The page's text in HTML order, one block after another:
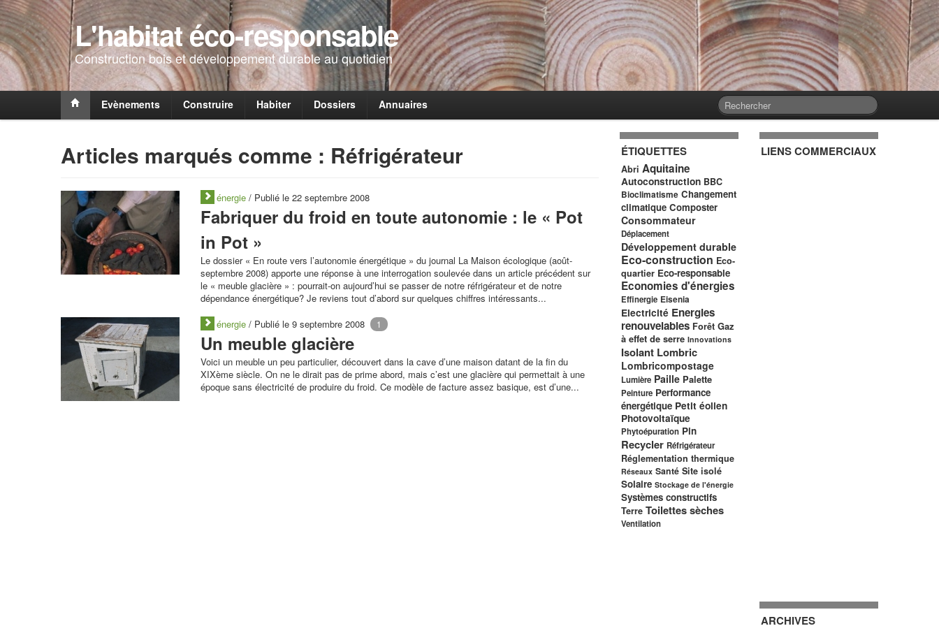
L'habitat éco-responsable
Construction bois et développement durable au quotidien
Evènements Construire Habiter Dossiers Annuaires
Articles marqués comme : Réfrigérateur
énergie / Publié le 22 septembre 2008
Fabriquer du froid en toute autonomie : le « Pot
in Pot »
Le dossier « En route vers l’autonomie énergétique » du journal La Maison écologique (août-
septembre 2008) apporte une réponse à une interrogation soulevée dans un article précédent sur
le « meuble glacière » : pourrait-on aujourd’hui se passer de notre réfrigérateur et de notre
dépendance énergétique? Je reviens tout d’abord sur quelques chiffres intéressants...
énergie / Publié le 9 septembre 2008 1
Un meuble glacière
Voici un meuble un peu particulier, découvert dans la cave d’une maison datant de la fin du
XIXème siècle. On ne le dirait pas de prime abord, mais c’est une glacière qui permettait à une
époque sans électricité de produire du froid. Ce modèle de facture assez basique, est d’une...
ÉTIQUETTES
Abri Aquitaine
Autoconstruction BBC
Bioclimatisme Changement
climatique Composter
Consommateur
Déplacement
Développement durable
Eco-construction Eco-
quartier Eco-responsable
Economies d'énergies
Effinergie Eisenia
Electricité Energies
renouvelables Forêt Gaz
à effet de serre Innovations
Isolant Lombric
Lombricompostage
Lumière Paille Palette
Peinture Performance
énergétique Petit éolien
Photovoltaïque
Phytoépuration Pin
Recycler Réfrigérateur
Réglementation thermique
Réseaux Santé Site isolé
Solaire Stockage de l'énergie
Systèmes constructifs
Terre Toilettes sèches
Ventilation
LIENS COMMERCIAUX
ARCHIVES